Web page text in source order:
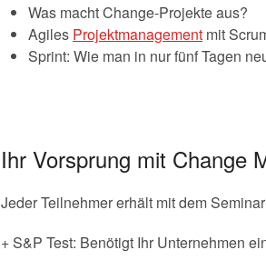
Was macht Change-Projekte aus?
Agiles Projektmanagement mit
Sprint: Wie man in nur fünf Tagen
Ihr Vorsprung mit Change
Jeder Teilnehmer erhält mit dem
+ S&P Test: Benötigt Ihr Unternehmen